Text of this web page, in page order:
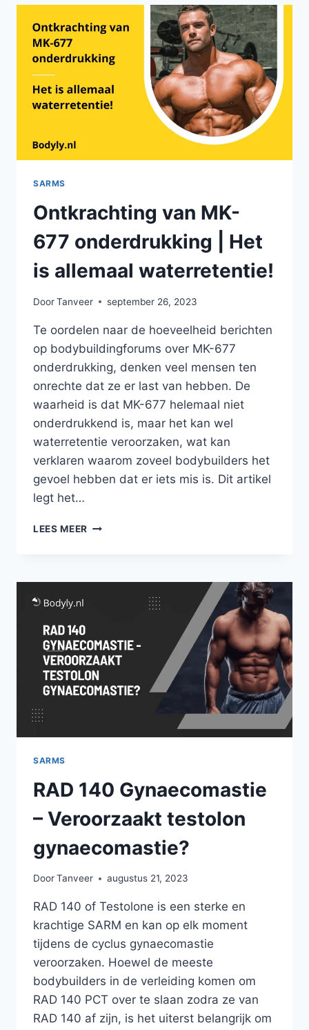
HOE
ZE
TE
SARMS
Ontkrachting van MK-
677 onderdrukking | Het
is allemaal waterretentie!
DoorTanveer september 26, 2023
Te oordelen naar de hoeveelheid berichten
op bodybuildingforums over MK-677
onderdrukking, denken veel mensen ten
onrechte dat ze er last van hebben. De
waarheid is dat MK-677 helemaal niet
onderdrukkend is, maar het kan wel
waterretentie veroorzaken, wat kan
verklaren waarom zoveel bodybuilders het
gevoel hebben dat er iets mis is. Dit artikel
legt het…
LEES MEER ONTKRACHTING
ONDERDRUKKING
ALLEMAAL
WATERRETENTIE!
SARMS
RAD 140 Gynaecomastie
– Veroorzaakt testolon
gynaecomastie?
DoorTanveer augustus 21, 2023
RAD 140 of Testolone is een sterke en
krachtige SARM en kan op elk moment
tijdens de cyclus gynaecomastie
veroorzaken. Hoewel de meeste
bodybuilders in de verleiding komen om
RAD 140 PCT over te slaan zodra ze van
RAD 140 af zijn, is het uiterst belangrijk om